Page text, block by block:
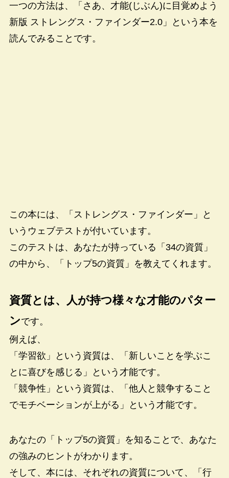
一つの方法は、「さあ、才能(じぶん)に目覚めよう
新版 ストレングス・ファインダー2.0」という本を
読んでみることです。
この本には、「ストレングス・ファインダー」と
いうウェブテストが付いています。
このテストは、あなたが持っている「34の資質」
の中から、「トップ5の資質」を教えてくれます。
資質とは、人が持つ様々な才能のパター
ンです。
例えば、
「学習欲」という資質は、「新しいことを学ぶこ
とに喜びを感じる」という才能です。
「競争性」という資質は、「他人と競争すること
でモチベーションが上がる」という才能です。
あなたの「トップ5の資質」を知ることで、あなた
の強みのヒントがわかります。
そして、本には、それぞれの資質について、「行